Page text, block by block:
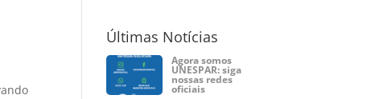
Últimas Notícias
Agora somos
UNESPAR: siga
nossas redes
oficiais